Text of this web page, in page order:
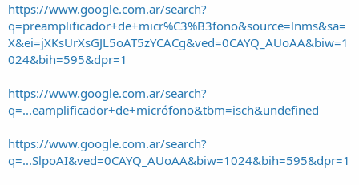
https://www.google.com.ar/search?
q=preamplificador+de+micr%C3%B3fono&source=lnms&sa=
X&ei=jXKsUrXsGJL5oAT5zYCACg&ved=0CAYQ_AUoAA&biw=1
024&bih=595&dpr=1
https://www.google.com.ar/search?
q=...eamplificador+de+micrófono&tbm=isch&undefined
https://www.google.com.ar/search?
q=...SlpoAI&ved=0CAYQ_AUoAA&biw=1024&bih=595&dpr=1